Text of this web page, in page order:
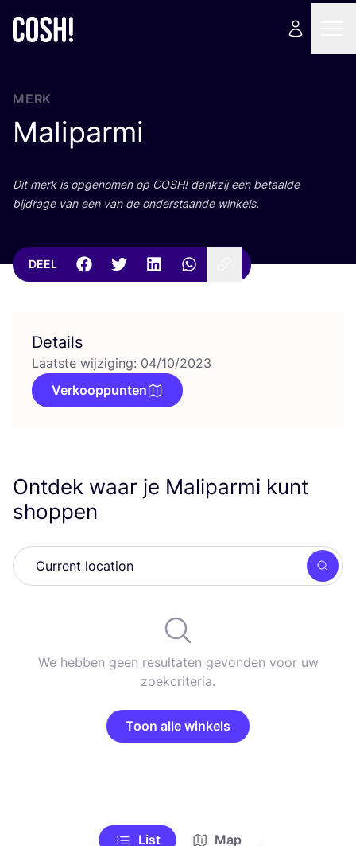
MERK
Maliparmi
Dit merk is opge­no­men op COSH! dank­zij een betaal­de
bij­dra­ge van een van de onder­staan­de winkels.
DEEL
Details
Laatste wijziging: 04/10/2023
Verkooppunten
Ontdek waar je Maliparmi kunt
shoppen
Zoek
We hebben geen resultaten gevonden voor uw
zoekcriteria.
Toon alle winkels
List Map